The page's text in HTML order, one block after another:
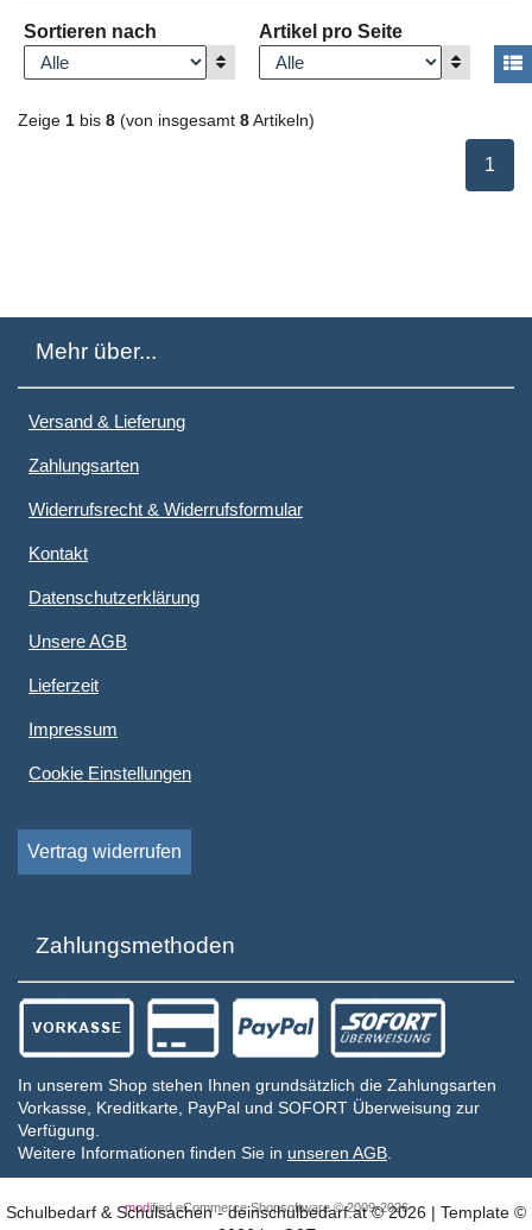
Sortieren nach
Anzeigen
Artikel pro Seite
Anzeigen
Zeige 1 bis 8 (von insgesamt 8 Artikeln)
1
Mehr über...
Versand & Lieferung
Zahlungsarten
Widerrufsrecht & Widerrufsformular
Kontakt
Datenschutzerklärung
Unsere AGB
Lieferzeit
Impressum
Cookie Einstellungen
Vertrag widerrufen
Zahlungsmethoden
In unserem Shop stehen Ihnen grundsätzlich die Zahlungsarten
Vorkasse, Kreditkarte, PayPal und SOFORT Überweisung zur
Verfügung.
Weitere Informationen finden Sie in unseren AGB.
Schulbedarf & Schulsachen - deinschulbedarf.at © 2026 | Template ©
modified eCommerce Shopsoftware © 2009-2026